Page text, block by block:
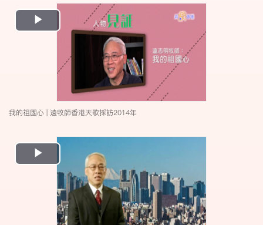
Play
Video
我的祖國心 | 遠牧師香港天歌採訪2014年
Play
Video